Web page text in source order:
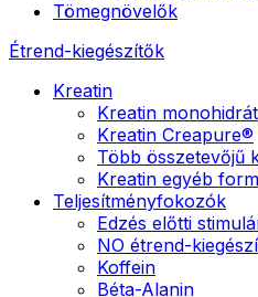
Tömegnövelők
Étrend-kiegészítők
Kreatin
Kreatin monohidrát
Kreatin Creapure®
Több összetevőjű
Kreatin egyéb
Teljesítményfokozók
Edzés előtti
NO étrend-
Koffein
Béta-Alanin